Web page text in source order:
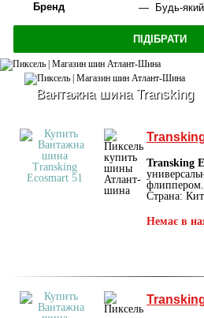
Бренд
Вантажна шина Transking
Transking
флиппером.
Страна:
Немає в